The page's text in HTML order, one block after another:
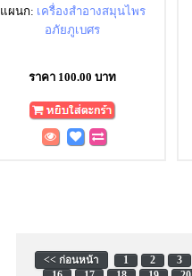
แผนก: เครื่องสำอางสมุนไพร
อภัยภูเบศร
ราคา 100.00 บาท
<< ก่อนหน้า 1 2 3